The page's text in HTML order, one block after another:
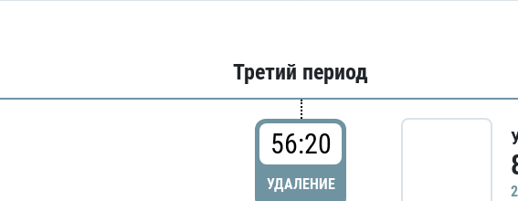
Третий период
56:20
УДАЛЕНИЕ